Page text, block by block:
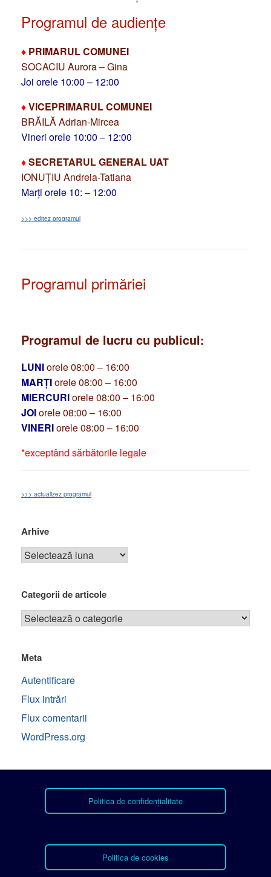
Programul de audiențe
♦ PRIMARUL COMUNEI
SOCACIU Aurora – Gina
Joi orele 10:00 – 12:00
♦VICEPRIMARUL COMUNEI
BRĂILĂ Adrian-Mircea
Vineri orele 10:00 – 12:00
♦SECRETARUL GENERAL UAT
IONUȚIU Andreia-Tatiana
Marți orele 10: – 12:00
>>> editez programul
Programul primăriei
Programul de lucru cu publicul:
LUNIorele 08:00 – 16:00
MARȚIorele 08:00 – 16:00
MIERCURIorele 08:00 – 16:00
JOIorele 08:00 – 16:00
VINERIorele 08:00 – 16:00
*exceptând sărbătorile legale
>>> actualizez programul
Arhive
Categorii de articole
Meta
Autentificare
Flux intrări
Flux comentarii
WordPress.org
Politica de confidențialitate
Politica de cookies